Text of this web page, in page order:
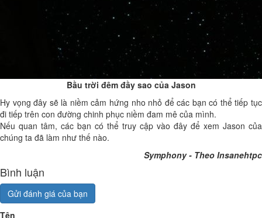
Bầu trời đêm đầy sao của Jason
Hy vọng đây sẽ là niềm cảm hứng nho nhỏ để các bạn có thể tiếp tục
đi tiếp trên con đường chinh phục niềm đam mê của mình.
Nếu quan tâm, các bạn có thể truy cập vào đây để xem Jason của
chúng ta đã làm như thế nào.
Symphony - Theo Insanehtpc
Bình luận
Gửi đánh giá của bạn
Tên